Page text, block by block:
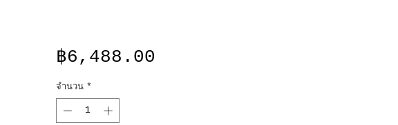
฿6,488.00
จำนวน *